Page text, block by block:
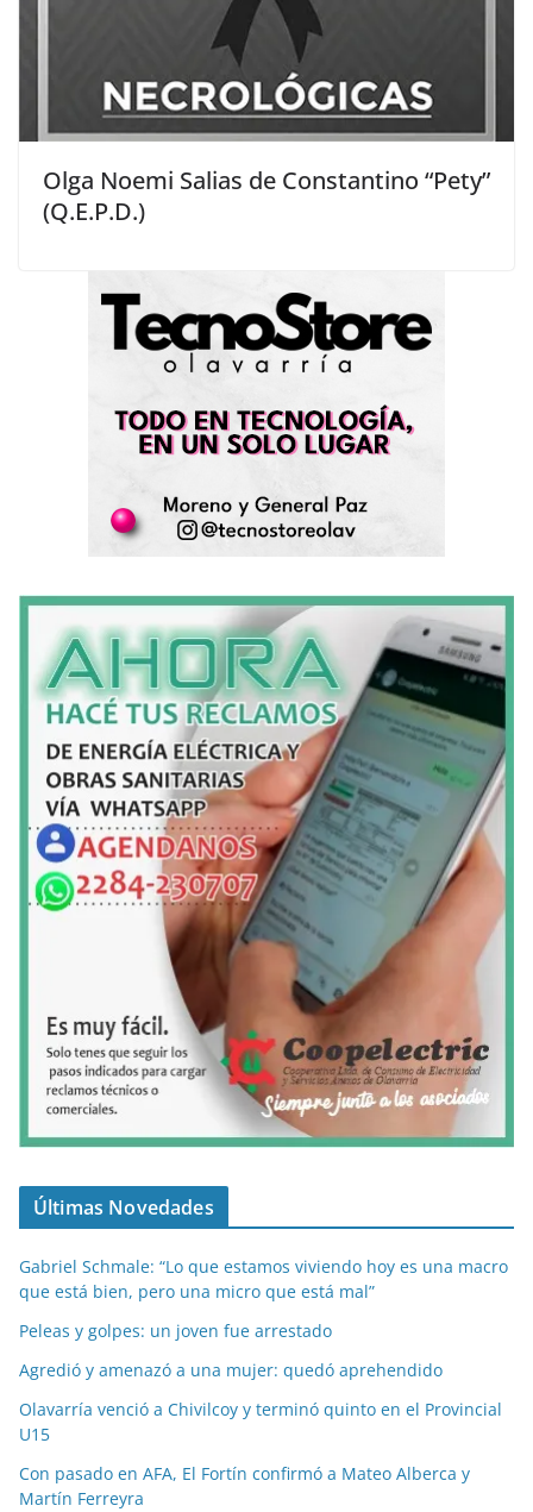
Olga Noemi Salias de Constantino “Pety”
(Q.E.P.D.)
Últimas Novedades
Gabriel Schmale: “Lo que estamos viviendo hoy es una macro
que está bien, pero una micro que está mal”
Peleas y golpes: un joven fue arrestado
Agredió y amenazó a una mujer: quedó aprehendido
Olavarría venció a Chivilcoy y terminó quinto en el Provincial
U15
Con pasado en AFA, El Fortín confirmó a Mateo Alberca y
Martín Ferreyra